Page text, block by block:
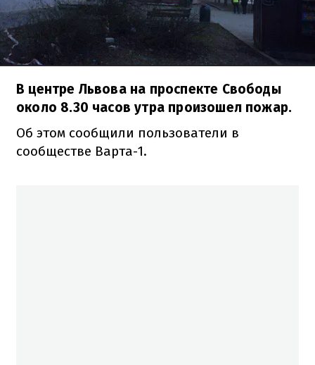
В центре Львова на проспекте Свободы
около 8.30 часов утра произошел пожар.
Об этом сообщили пользователи в
сообществе Варта-1.